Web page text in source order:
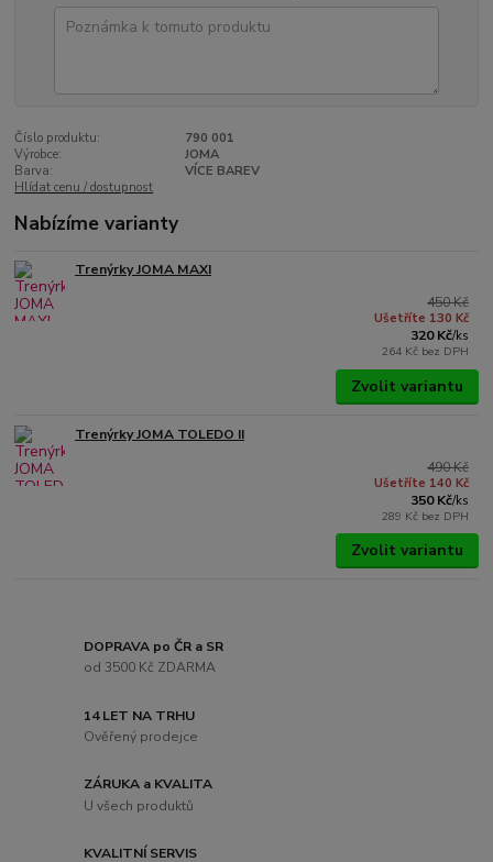
Číslo produktu:
790 001
Výrobce:
JOMA
Barva:
VÍCE BAREV
Hlídat cenu / dostupnost
Nabízíme varianty
Trenýrky JOMA MAXI
450 Kč
Ušetříte 130 Kč
320 Kč/ks
264 Kč bez DPH
Zvolit variantu
Trenýrky JOMA TOLEDO II
490 Kč
Ušetříte 140 Kč
350 Kč/ks
289 Kč bez DPH
Zvolit variantu
DOPRAVA po ČR a SR
od 3500 Kč ZDARMA
14 LET NA TRHU
Ověřený prodejce
ZÁRUKA a KVALITA
U všech produktů
KVALITNÍ SERVIS